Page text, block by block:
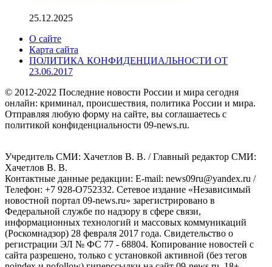
25.12.2025
О сайте
Карта сайта
ПОЛИТИКА КОНФИДЕНЦИАЛЬНОСТИ ОТ
23.06.2017
© 2012-2022 Последние новости России и мира сегодня
онлайн: криминал, происшествия, политика России и мира.
Отправляя любую форму на сайте, вы соглашаетесь с
политикой конфиденциальности 09-news.ru.
Учредитель СМИ: Хaчeтлoв B. B. / Главный редактор СМИ:
Хaчeтлoв B. B.
Контактные данные редакции: E-mail: news09ru@yandex.ru /
Телефон: +7 928-O752332. Сетевое издание «Независимый
новостной портал 09-news.ru» зарегистрировано в
Федеральной службе по надзору в сфере связи,
информационных технологий и массовых коммуникаций
(Роскомнадзор) 28 февраля 2017 года. Свидетельство о
регистрации ЭЛ № ФС 77 - 68804. Копирование новостей с
сайта разрешено, только с установкой активной (без тегов